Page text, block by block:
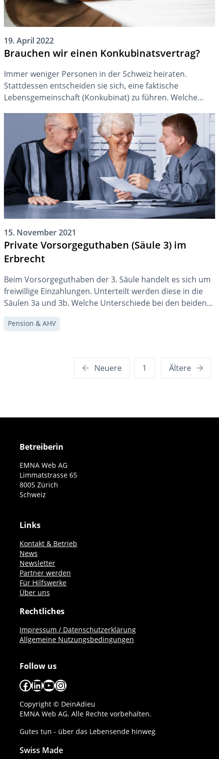
19. April 2022
Brauchen wir einen Konkubinatsvertrag?
Immer weniger Personen in der Schweiz heiraten.
Stattdessen entscheiden sie sich, eine faktische
Lebensgemeinschaft (Konkubinat) zu führen. Welche
einander dennoch absichern können, erläutert dieser
15. November 2021
Private Vorsorgeguthaben (Säule 3) im
Erbrecht
Beim Vorsorgeguthaben der 3. Säule handelt es sich um
freiwillige Einzahlungen. Unterteilt werden diese in die
Säulen 3a und 3b. Welche Unterschiede bei den beiden
bestehen und welchen Einfluss dies auf die Aus- und
Einzahlungen haben, erfahren Sie im folgenden Artikel.
Pension & AHV
Seitennummerierung
Neuere 1 Ältere
Betreiberin
EMNA Web AG
Limmatstrasse 65
8005 Zürich
Schweiz
Links
Kontakt & Betrieb
News
Newsletter
Partner werden
Für Hilfswerke
Über uns
Rechtliches
Impressum / Datenschutzerklärung
Allgemeine Nutzungsbedingungen
Follow us
Facebook
LinkedIn
YouTube
Instagram
Copyright © DeinAdieu
EMNA Web AG. Alle Rechte vorbehalten.
Gutes tun - über das Lebensende hinweg
Swiss Made